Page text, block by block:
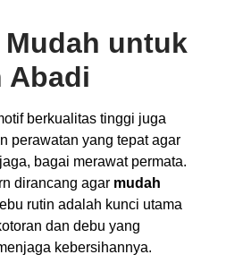
Mudah untuk
Abadi
berkualitas tinggi juga
perawatan yang tepat agar
bagai merawat permata.
dirancang agar mudah
rutin adalah kunci utama
dan debu yang
kebersihannya.